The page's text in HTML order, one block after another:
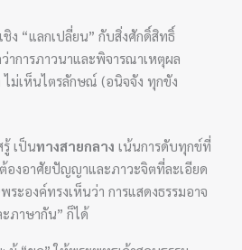
ง “แลกเปลี่ยน” กับสิ่งศักดิ์สิทธิ์
าการภาวนาและพิจารณาเหตุผล
ไม่เห็นไตรลักษณ์ (อนิจจัง ทุกขัง
เป็นทางสายกลาง เน้นการดับทุกข์ที่
องอาศัยปัญญาและภาวะจิตที่ละเอียด
ะองค์ทรงเห็นว่า การแสดงธรรมอาจ
ภาษากัน” ก็ได้